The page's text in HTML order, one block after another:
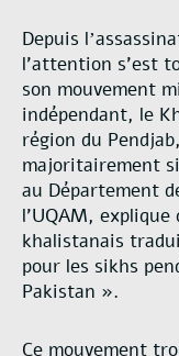
Depuis l’
l’attention s’est
son mouvement
indépendant, le
région du
majoritairement
au Département
l’UQAM,
khalistanais
pour les sikhs
Pakistan ».
Ce mouvement